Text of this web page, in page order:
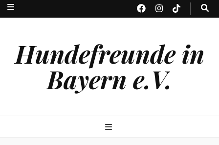
Hundefreunde in
Bayern e.V.